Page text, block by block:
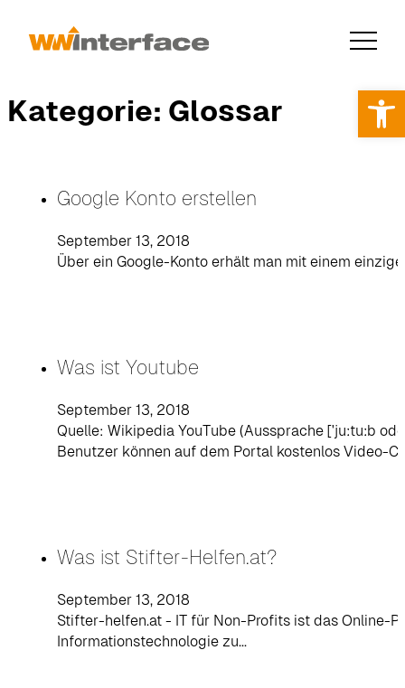
Kategorie: Glossar
Google Konto erstellen
September 13, 2018
Über ein Google-Konto erhält man mit einem
Was ist Youtube
September 13, 2018
Quelle: Wikipedia YouTube (Aussprache [ˈjuːtuːb
Benutzer können auf dem Portal kostenlos Video-
Was ist Stifter-Helfen.at?
September 13, 2018
Stifter-helfen.at - IT für Non-Profits ist das Online-
Informationstechnologie zu…